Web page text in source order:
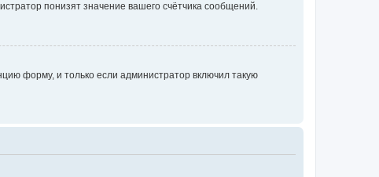
понизят значение вашего счётчика сообщений.
форму, и только если администратор включил такую